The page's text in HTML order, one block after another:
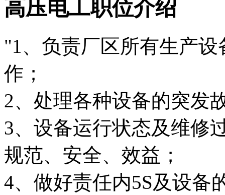
高压电工职位介绍
"1、负责厂区所有生产
作；
2、处理各种设备的突发
3、设备运行状态及维修
规范、安全、效益；
4、做好责任内5S及设备